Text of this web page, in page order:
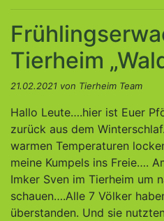
Tierheim
21.02.2021 von Tierheim Team
Hallo Leute….hier ist Euer
zurück aus dem
warmen Temperaturen
meine Kumpels ins Freie….
Imker Sven im Tierheim um
schauen….Alle 7 Völker
überstanden. Und sie